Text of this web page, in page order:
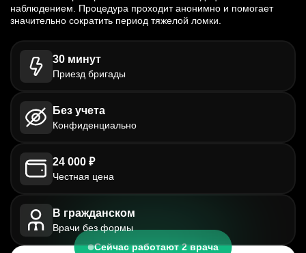
наблюдением. Процедура проходит анонимно и помогает
значительно сократить период тяжелой ломки.
30 минут
Приезд бригады
Без учета
Конфиденциально
24 000 ₽
Честная цена
В гражданском
Врачи без формы
Сейчас работают 2 врача